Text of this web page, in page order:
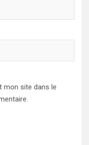
mon site dans le